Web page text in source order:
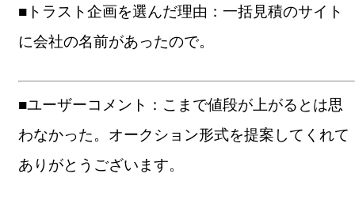
■トラスト企画を選んだ理由：一括見積のサイト
に会社の名前があったので。
■ユーザーコメント：こまで値段が上がるとは思
わなかった。オークション形式を提案してくれて
ありがとうございます。